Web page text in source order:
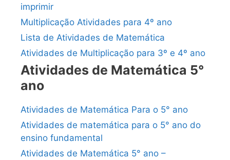
imprimir
Multiplicação Atividades para 4º ano
Lista de Atividades de Matemática
Atividades de Multiplicação para 3º e 4º ano
Atividades de Matemática 5°
ano
Atividades de Matemática Para o 5° ano
Atividades de matemática para o 5° ano do
ensino fundamental
Atividades de Matemática 5° ano –